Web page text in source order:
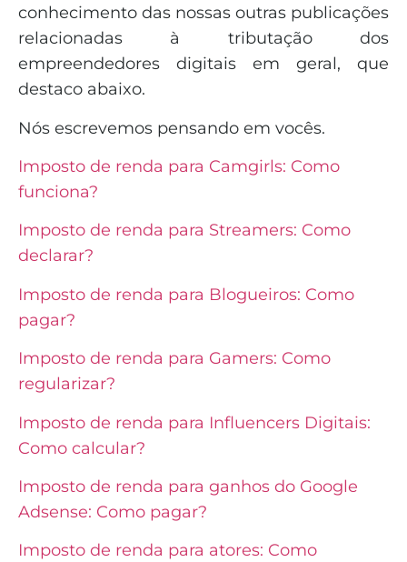
conhecimento das nossas outras publicações
relacionadas à tributação dos
empreendedores digitais em geral, que
destaco abaixo.
Nós escrevemos pensando em vocês.
Imposto de renda para Camgirls: Como
funciona?
Imposto de renda para Streamers: Como
declarar?
Imposto de renda para Blogueiros: Como
pagar?
Imposto de renda para Gamers: Como
regularizar?
Imposto de renda para Influencers Digitais:
Como calcular?
Imposto de renda para ganhos do Google
Adsense: Como pagar?
Imposto de renda para atores: Como